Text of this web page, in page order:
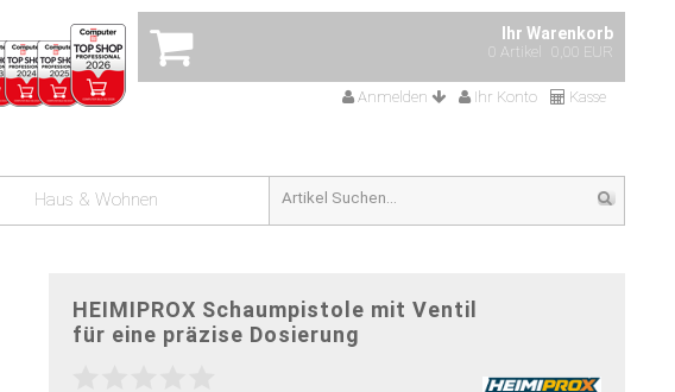
Ihr Warenkorb
0 Artikel 0,00 EUR
Anmelden Ihr Konto Kasse
Haus & Wohnen
HEIMIPROX Schaumpistole mit Ventil
für eine präzise Dosierung